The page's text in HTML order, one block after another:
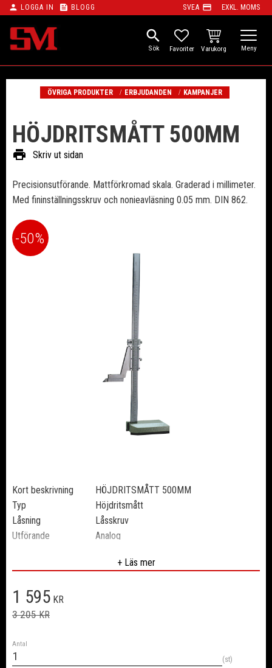
Meny
person LOGGA IN feed BLOGG SVEA payment EXKL. MOMS
search
FAVORITER
KUNDVAGN
ÖVRIGA PRODUKTER ERBJUDANDEN KAMPANJER
HÖJDRITSMÅTT 500MM
print Skriv ut sidan
Precisionsutförande. Mattförkromad skala. Graderad i millimeter.
Med fininställningsskruv och nonieavläsning 0.05 mm. DIN 862.
50%
Kort beskrivning
HÖJDRITSMÅTT 500MM
Typ
Höjdritsmått
Låsning
Låsskruv
Utförande
Analog
4.7 kg
Ritshöjd
Antal/förpackning
+ Läs mer
Nedsatt pris:
1 595 KR
Ordinarie pris:
3 205KR
Antal
st